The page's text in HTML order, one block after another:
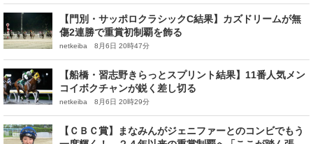
【門別・サッポロクラシックC結果】カズドリームが無
傷2連勝で重賞初制覇を飾る
netkeiba 8月6日 20時47分
【船橋・習志野きらっとスプリント結果】11番人気メン
コイボクチャンが鋭く差し切る
netkeiba 8月6日 20時29分
【ＣＢＣ賞】まなみんがジェニファーとのコンビでもう